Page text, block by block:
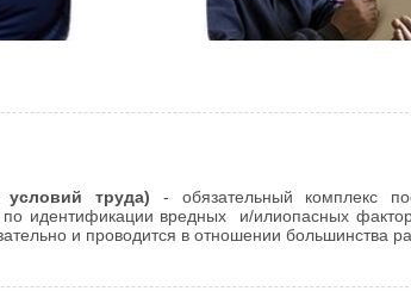
труда) - обязательный комплекс
идентификации вредных и/илиопасных
и проводится в отношении большинства